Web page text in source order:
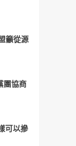
籲從源
團協商
可以摻